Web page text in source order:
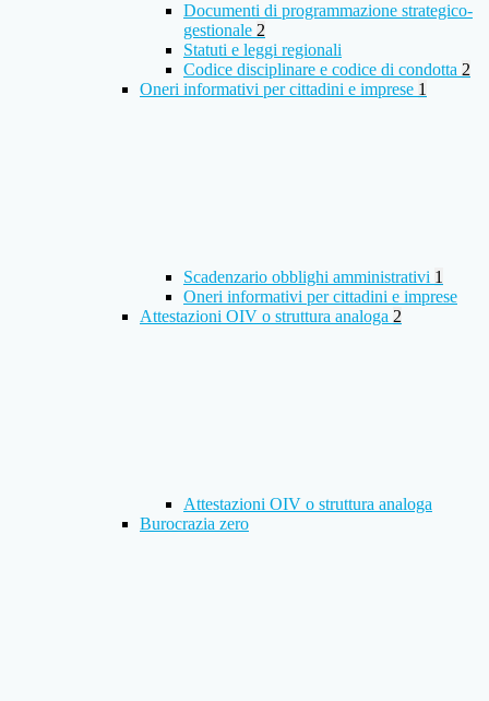
Documenti di programmazione strategico-
gestionale 2
Statuti e leggi regionali
Codice disciplinare e codice di condotta 2
Oneri informativi per cittadini e imprese 1
Scadenzario obblighi amministrativi 1
Oneri informativi per cittadini e imprese
Attestazioni OIV o struttura analoga 2
Attestazioni OIV o struttura analoga
Burocrazia zero